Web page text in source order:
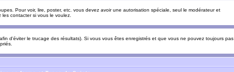
Pour voir, lire, poster, etc. vous devez avoir une autorisation spéciale, seul le modérateur et
contacter si vous le voulez.
d'éviter le trucage des résultats). Si vous vous êtes enregistrés et que vous ne pouvez toujours pas